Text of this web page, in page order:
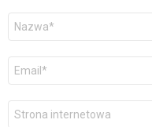
Nazwa
Adres
email
*
Witryna
internetowa